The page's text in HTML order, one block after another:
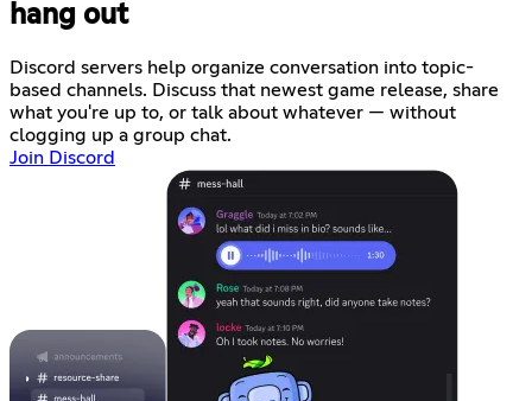
hang out
Discord servers help organize conversation into topic-
based channels. Discuss that newest game release, share
what you're up to, or talk about whatever — without
clogging up a group chat.
Join Discord